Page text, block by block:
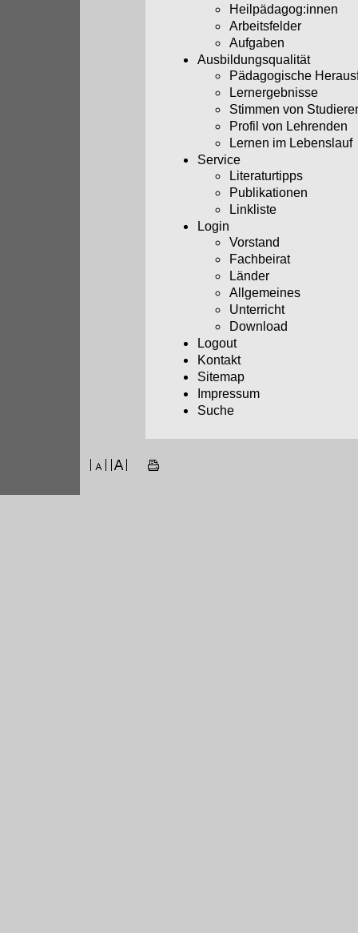
Heilpädagog:innen
Arbeitsfelder
Aufgaben
Ausbildungsqualität
Pädagogische
Lernergebnisse
Stimmen von
Profil von Lehrenden
Lernen im Lebenslauf
Service
Literaturtipps
Publikationen
Linkliste
Login
Vorstand
Fachbeirat
Länder
Allgemeines
Unterricht
Download
Logout
Kontakt
Sitemap
Impressum
Suche